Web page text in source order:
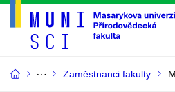
Zaměstnanci fakulty